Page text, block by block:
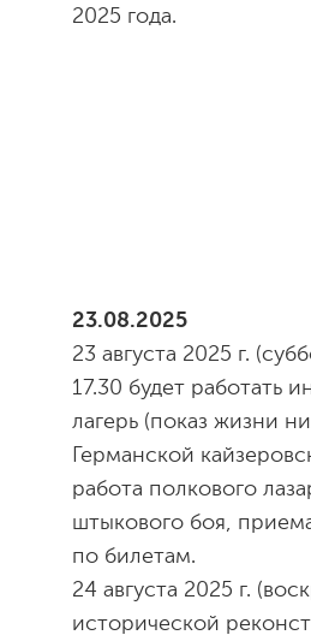
2025 года.
23.08.2025
23 августа 2025 г.
17.30 будет работать
лагерь (показ жизни
Германской
работа полкового
штыкового боя,
по билетам.
24 августа 2025 г.
исторической